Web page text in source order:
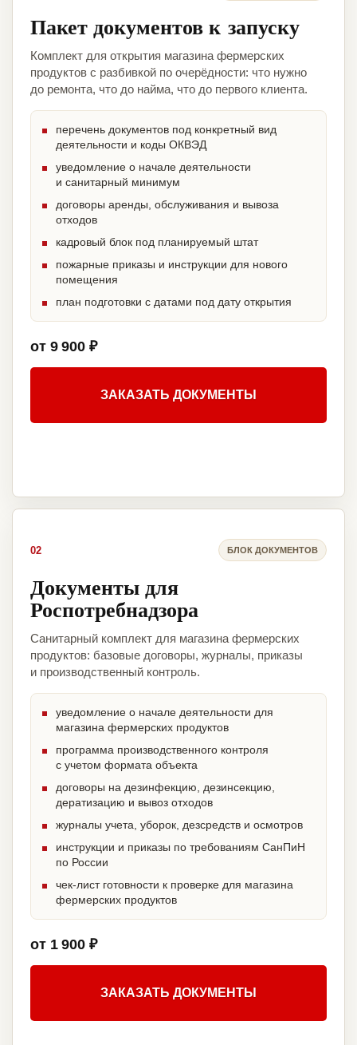
Пакет документов к запуску
Комплект для открытия магазина фермерских
продуктов с разбивкой по очерёдности: что нужно
до ремонта, что до найма, что до первого клиента.
перечень документов под конкретный вид
деятельности и коды ОКВЭД
уведомление о начале деятельности
и санитарный минимум
договоры аренды, обслуживания и вывоза
отходов
кадровый блок под планируемый штат
пожарные приказы и инструкции для нового
помещения
план подготовки с датами под дату открытия
от 9 900 ₽
ЗАКАЗАТЬ ДОКУМЕНТЫ
02 БЛОК ДОКУМЕНТОВ
Документы для
Роспотребнадзора
Санитарный комплект для магазина фермерских
продуктов: базовые договоры, журналы, приказы
и производственный контроль.
уведомление о начале деятельности для
магазина фермерских продуктов
программа производственного контроля
с учетом формата объекта
договоры на дезинфекцию, дезинсекцию,
дератизацию и вывоз отходов
журналы учета, уборок, дезсредств и осмотров
инструкции и приказы по требованиям СанПиН
по России
чек-лист готовности к проверке для магазина
фермерских продуктов
от 1 900 ₽
ЗАКАЗАТЬ ДОКУМЕНТЫ